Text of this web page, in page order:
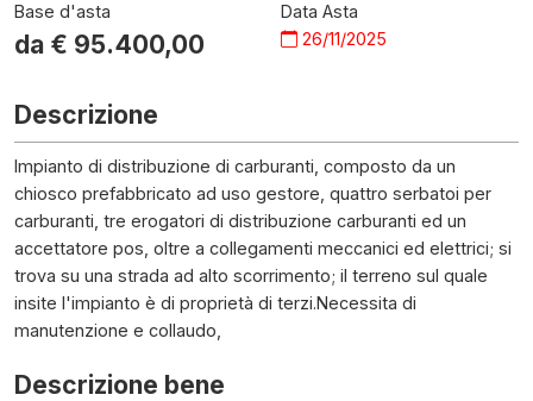
Base d'asta
da € 95.400,00
Data Asta
26/11/2025
Descrizione
Impianto di distribuzione di carburanti, composto da un
chiosco prefabbricato ad uso gestore, quattro serbatoi per
carburanti, tre erogatori di distribuzione carburanti ed un
accettatore pos, oltre a collegamenti meccanici ed elettrici; si
trova su una strada ad alto scorrimento; il terreno sul quale
insite l'impianto è di proprietà di terzi.Necessita di
manutenzione e collaudo,
Descrizione bene